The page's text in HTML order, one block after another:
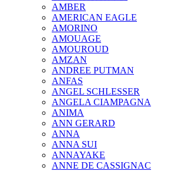
AMBER
AMERICAN EAGLE
AMORINO
AMOUAGE
AMOUROUD
AMZAN
ANDREE PUTMAN
ANFAS
ANGEL SCHLESSER
ANGELA CIAMPAGNA
ANIMA
ANN GERARD
ANNA
ANNA SUI
ANNAYAKE
ANNE DE CASSIGNAC